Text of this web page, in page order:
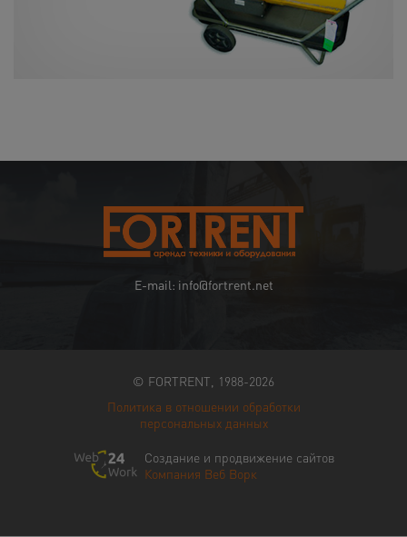
E-mail: info@fortrent.net
© FORTRENT, 1988-2026
Политика в отношении обработки
персональных данных
Создание и продвижение сайтов
Компания Веб Ворк